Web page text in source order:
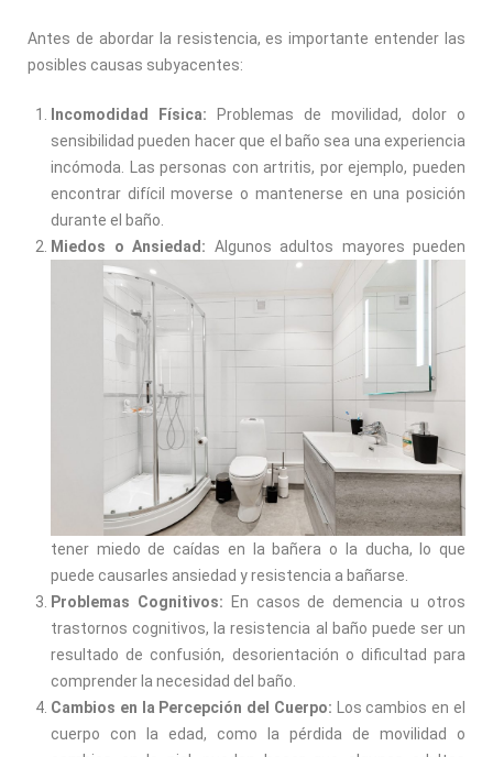
Antes de abordar la resistencia, es importante entender las
posibles causas subyacentes:
Incomodidad Física:
Problemas de movilidad, dolor o
sensibilidad pueden hacer que el baño sea una experiencia
incómoda. Las personas con artritis, por ejemplo, pueden
encontrar difícil moverse o mantenerse en una posición
durante el baño.
Miedos o Ansiedad: Algunos adultos mayores pueden
tener miedo de caídas en la bañera o la ducha, lo que
puede causarles ansiedad y resistencia a bañarse.
Problemas Cognitivos:
En casos de demencia u otros
trastornos cognitivos, la resistencia al baño puede ser un
resultado de confusión, desorientación o dificultad para
comprender la necesidad del baño.
Cambios en la Percepción del Cuerpo:
Los cambios en el
cuerpo con la edad, como la pérdida de movilidad o